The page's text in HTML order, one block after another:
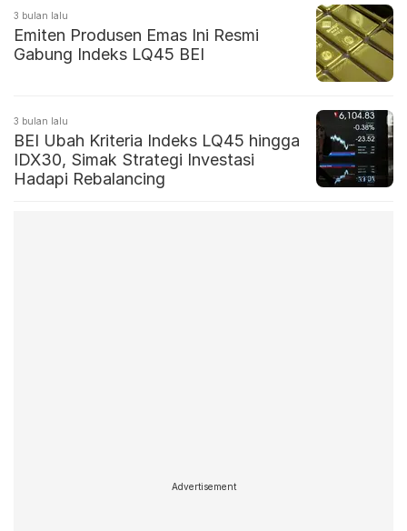
3 bulan lalu
Emiten Produsen Emas Ini Resmi
Gabung Indeks LQ45 BEI
3 bulan lalu
BEI Ubah Kriteria Indeks LQ45 hingga
IDX30, Simak Strategi Investasi
Hadapi Rebalancing
Advertisement